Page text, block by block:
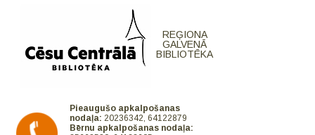
REĢIONA
GALVENĀ
BIBLIOTĒKA
Pieaugušo apkalpošanas
nodaļa: 20236342, 64122879
Bērnu apkalpošanas nodaļa: